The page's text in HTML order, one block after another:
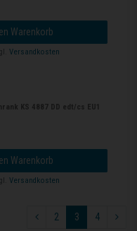
Warenkorb
Versandkosten
KS 4887 DD edt/cs EU1
Warenkorb
Versandkosten
2 3 4